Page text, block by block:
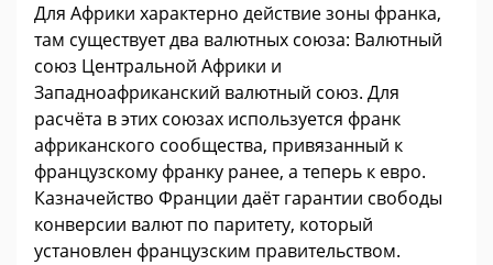
Для Африки характерно действие зоны франка,
там существует два валютных союза: Валютный
союз Центральной Африки и
Западноафриканский валютный союз. Для
расчёта в этих союзах используется франк
африканского сообщества, привязанный к
французскому франку ранее, а теперь к евро.
Казначейство Франции даёт гарантии свободы
конверсии валют по паритету, который
установлен французским правительством.